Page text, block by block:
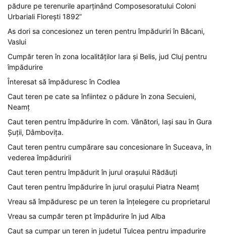
pădure pe terenurile aparținând Composesoratului Coloni
Urbariali Florești 1892”
As dori sa concesionez un teren pentru împăduriri în Băcani,
Vaslui
Cumpăr teren în zona localităților Iara și Belis, jud Cluj pentru
împădurire
Înteresat să împăduresc în Codlea
Caut teren pe cate sa înfiintez o pădure în zona Secuieni,
Neamț
Caut teren pentru împădurire în com. Vânători, Iași sau în Gura
Șuții, Dâmbovița.
Caut teren pentru cumpărare sau concesionare în Suceava, în
vederea împăduririi
Caut teren pentru împădurit în jurul orașului Rădăuți
Caut teren pentru împădurire în jurul orașului Piatra Neamț
Vreau să împăduresc pe un teren la înțelegere cu proprietarul
Vreau sa cumpăr teren pt împădurire în jud Alba
Caut sa cumpar un teren in judetul Tulcea pentru impadurire